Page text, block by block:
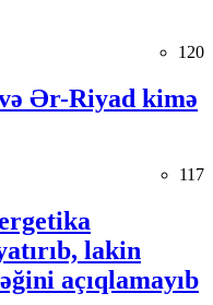
120
Ər-Riyad kimə
117
lakin
açıqlamayıb